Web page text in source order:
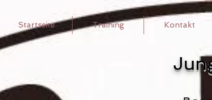
Startseite Training Kontakt